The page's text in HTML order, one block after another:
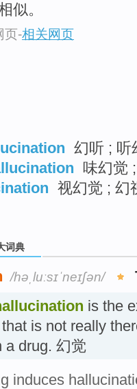
似。
页-相关网页
幻听 ; 听
味幻觉
视幻觉 ; 幻
词典
/həˌluːsɪˈneɪʃən/
is the
is not really
a drug. 幻觉
induces